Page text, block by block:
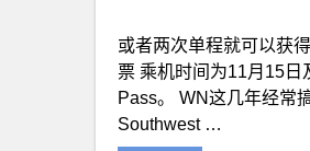
或者两次单程就可以获
票 乘机时间为11月15日
Pass。 WN这几年经常
Southwest …